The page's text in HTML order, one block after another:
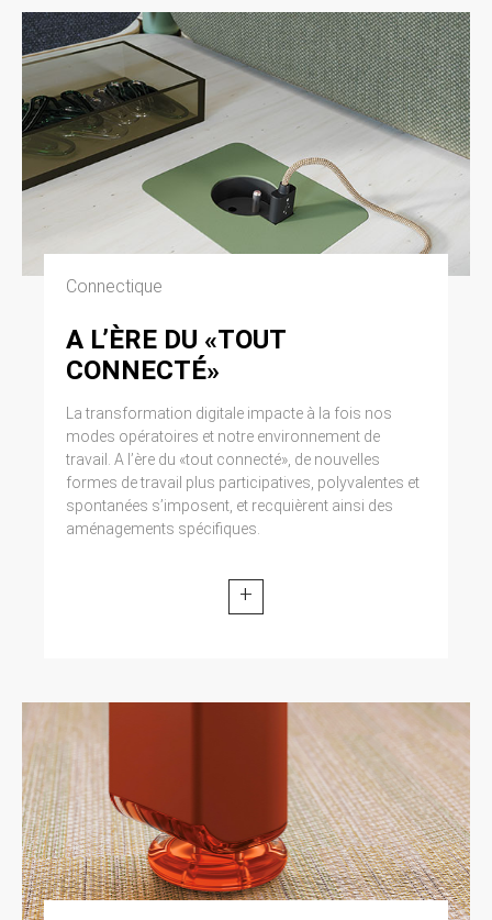
Connectique
A L’ÈRE DU «TOUT
CONNECTÉ»
La transformation digitale impacte à la fois nos
modes opératoires et notre environnement de
travail. A l’ère du «tout connecté», de nouvelles
formes de travail plus participatives, polyvalentes et
spontanées s’imposent, et recquièrent ainsi des
aménagements spécifiques.
+